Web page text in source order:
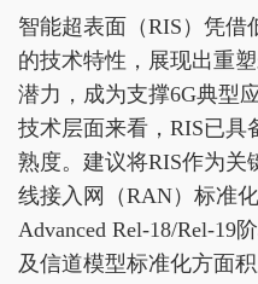
智能超表面（RIS）凭借
的技术特性，展现出重
潜力，成为支撑6G典型
技术层面来看，RIS已具
熟度。建议将RIS作为关
线接入网（RAN）标准
Advanced Rel-18/Rel-19
及信道模型标准化方面